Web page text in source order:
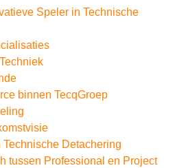
Speler in Technische
binnen TecqGroep
Technische Detachering
tussen Professional en Project